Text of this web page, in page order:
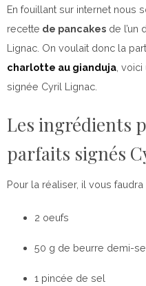
En fouillant sur internet nous
recette de pancakes de l’un
Lignac. On voulait donc la
charlotte au gianduja ,
signée Cyril Lignac.
Les ingrédients
parfaits signés
Pour la réaliser, il vous faudra
2 oeufs
50 g de beurre demi-
1 pincée de sel